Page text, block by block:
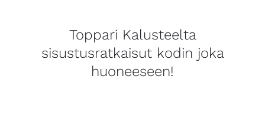
Toppari Kalusteelta
sisustusratkaisut kodin joka
huoneeseen!